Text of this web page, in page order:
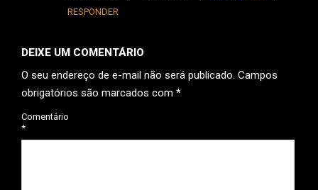
RESPONDER
DEIXE UM COMENTÁRIO
O seu endereço de e-mail não será publicado. Campos
obrigatórios são marcados com *
Comentário
*